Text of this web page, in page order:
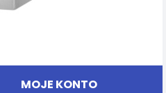
MOJE KONTO